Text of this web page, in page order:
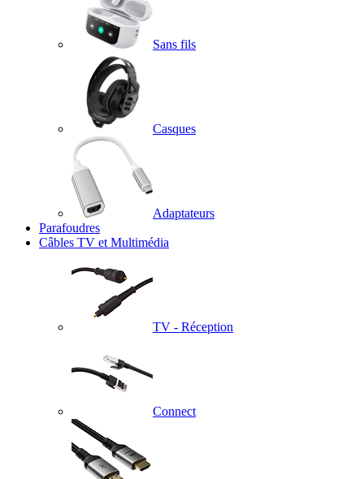
Sans fils
Casques
Adaptateurs
Parafoudres
Câbles TV et Multimédia
TV - Réception
Connect